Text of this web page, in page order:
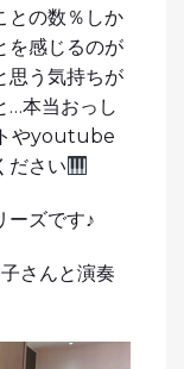
との数％しか
を感じるのが
思う気持ちが
…本当おっし
やyoutube
ださい
ーズです♪
さんと演奏